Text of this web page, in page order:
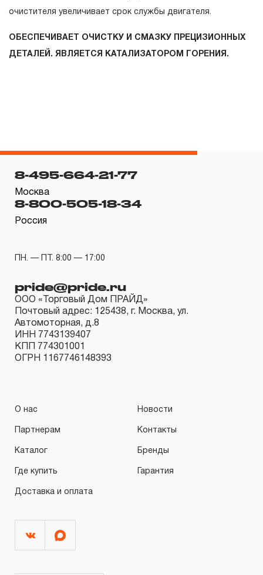
очистителя увеличивает срок службы двигателя.
ОБЕСПЕЧИВАЕТ ОЧИСТКУ И СМАЗКУ ПРЕЦИЗИОННЫХ
ДЕТАЛЕЙ. ЯВЛЯЕТСЯ КАТАЛИЗАТОРОМ ГОРЕНИЯ.
8-495-664-21-77
Москва
8-800-505-18-34
Россия
ПН. — ПТ. 8:00 — 17:00
pride@pride.ru
ООО «Торговый Дом ПРАЙД»
Почтовый адрес: 125438, г. Москва, ул.
Автомоторная, д.8
ИНН 7743139407
КПП 774301001
ОГРН 1167746148393
О нас Новости
Партнерам Контакты
Каталог Бренды
Где купить Гарантия
Доставка и оплата